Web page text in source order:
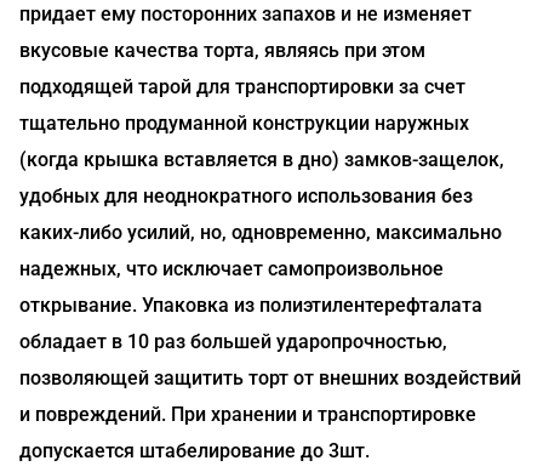
придает ему посторонних запахов и не изменяет
вкусовые качества торта, являясь при этом
подходящей тарой для транспортировки за счет
тщательно продуманной конструкции наружных
(когда крышка вставляется в дно) замков-защелок,
удобных для неоднократного использования без
каких-либо усилий, но, одновременно, максимально
надежных, что исключает самопроизвольное
открывание. Упаковка из полиэтилентерефталата
обладает в 10 раз большей ударопрочностью,
позволяющей защитить торт от внешних воздействий
и повреждений. При хранении и транспортировке
допускается штабелирование до 3шт.